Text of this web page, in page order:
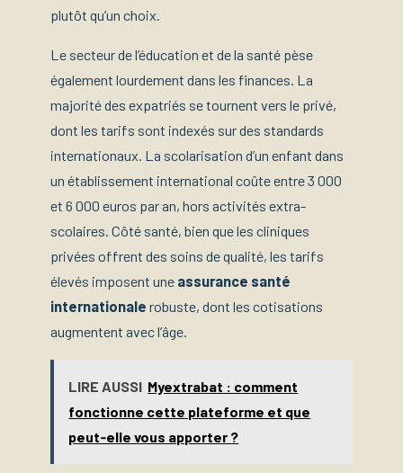
plutôt qu’un choix.
Le secteur de l’éducation et de la santé pèse
également lourdement dans les finances. La
majorité des expatriés se tournent vers le privé,
dont les tarifs sont indexés sur des standards
internationaux. La scolarisation d’un enfant dans
un établissement international coûte entre 3 000
et 6 000 euros par an, hors activités extra-
scolaires. Côté santé, bien que les cliniques
privées offrent des soins de qualité, les tarifs
élevés imposent une assurance santé
internationale robuste, dont les cotisations
augmentent avec l’âge.
LIRE AUSSI Myextrabat : comment
fonctionne cette plateforme et que
peut‑elle vous apporter ?